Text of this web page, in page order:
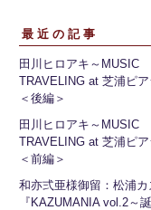
最近の記事
田川ヒロアキ～MUSIC
TRAVELING at 芝浦ピア
＜後編＞
田川ヒロアキ～MUSIC
TRAVELING at 芝浦ピア
＜前編＞
和亦弍亜様御留：松浦カ
『KAZUMANIA vol.2～